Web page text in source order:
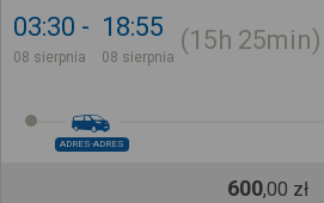
03:30
08 sierpnia
18:55
08 sierpnia
15h 25min
ADRES-ADRES
600,00 zł